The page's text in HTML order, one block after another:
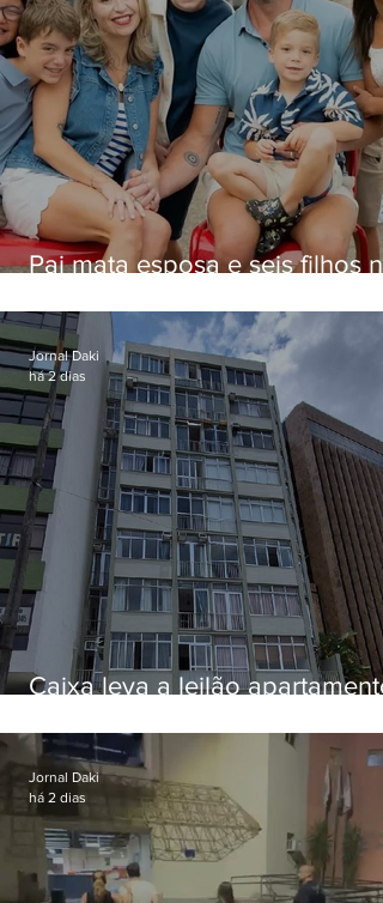
Pai mata esposa e seis filhos
Caixa leva a leilão apartamento
Botafogo
Jornal Daki
há 2 dias
Jornal Daki
há 2 dias